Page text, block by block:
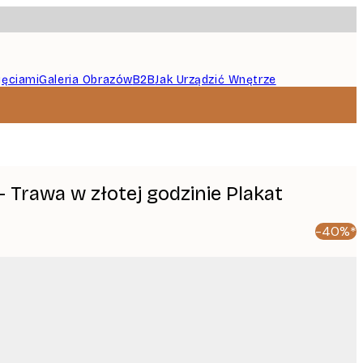
Galeria ObrazówB2BJak Urządzić Wnętrze
Trawa w złotej godzinie Plakat
-40%*